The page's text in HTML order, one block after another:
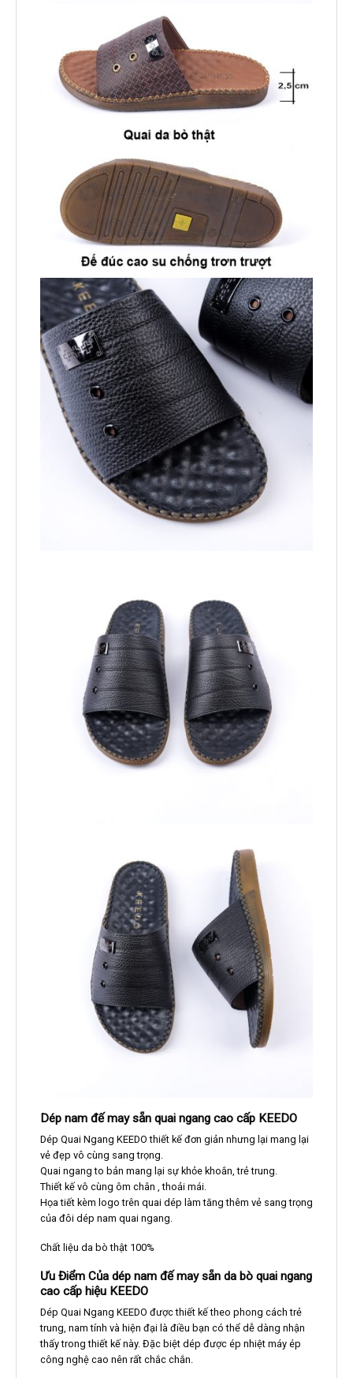
Dép nam đế may sẵn quai ngang cao cấp KEEDO
Dép Quai Ngang KEEDO thiết kế đơn giản nhưng lại mang lại
vẻ đẹp vô cùng sang trọng.
Quai ngang to bản mang lại sự khỏe khoắn, trẻ trung.
Thiết kế vô cùng ôm chân , thoải mái.
Họa tiết kèm logo trên quai dép làm tăng thêm vẻ sang trọng
của đôi dép nam quai ngang.
Chất liệu da bò thật 100%
Ưu Điểm Của dép nam đế may sẵn da bò quai ngang
cao cấp hiệu KEEDO
Dép Quai Ngang KEEDO được thiết kế theo phong cách trẻ
trung, nam tính và hiện đại là điều bạn có thể dễ dàng nhận
thấy trong thiết kế này. Đặc biệt dép được ép nhiệt máy ép
công nghệ cao nên rất chắc chắn.